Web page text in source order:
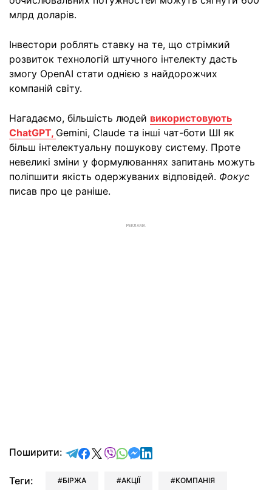
млрд доларів.
Інвестори роблять ставку на те, що стрімкий
розвиток технологій штучного інтелекту дасть
змогу OpenAI стати однією з найдорожчих
компаній світу.
Нагадаємо, більшість людей використовують
ChatGPT, Gemini, Claude та інші чат-боти ШІ як
більш інтелектуальну пошукову систему. Проте
невеликі зміни у формулюваннях запитань можуть
поліпшити якість одержуваних відповідей. Фокус
писав про це раніше.
РЕКЛАМА
Поширити: відправити у Telegram
поділитись у Facebook
поділитись у X
відправити у Viber
відправити у Whatsapp
відправити у Messenger
відправити у LinkedIn
Теги: БІРЖА АКЦІЇ КОМПАНІЯ